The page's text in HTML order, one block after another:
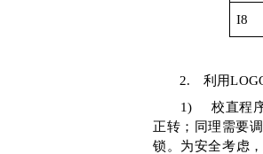
I8
2.
利用
1)
校直程
正转；同理需要
锁。为安全考虑，